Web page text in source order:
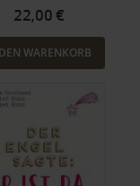
22,00 €
WARENKORB